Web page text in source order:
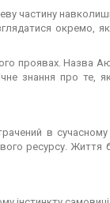
частину
окремо,
проявах. Назва
знання про те,
в сучасному
ресурсу. Життя